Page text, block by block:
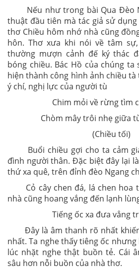
Nếu như trong bài Qua Đèo
thuật đầu tiên mà tác giả sử
thơ Chiều hôm nhớ nhà cũng
hôn. Thơ xưa khi nói về tâm
thường mượn cảnh đế ký thác
bóng chiều. Bác Hồ của chúng
hiện thành công hình ảnh chiều tà
ý chí, nghị lực của người tù
Chim mỏi về rừng tìm
Chòm mây trôi nhẹ giữa
(Chiều tối)
Buổi chiều gợi cho ta cảm
đình người thân. Đặc biệt đây lại
thứ xa quê, trên đỉnh đèo Ngang
Cỏ cây chen đá, lá chen
nhà cũng hoang vắng đến lạnh
Tiếng ốc xa đưa vẳng
Đây là âm thanh rõ nhất
nhất. Ta nghe thấy tiêng ốc
lúc nhặt nghe thật buồn tẻ. Cái
sâu hơn nỗi buồn của nhà thơ.